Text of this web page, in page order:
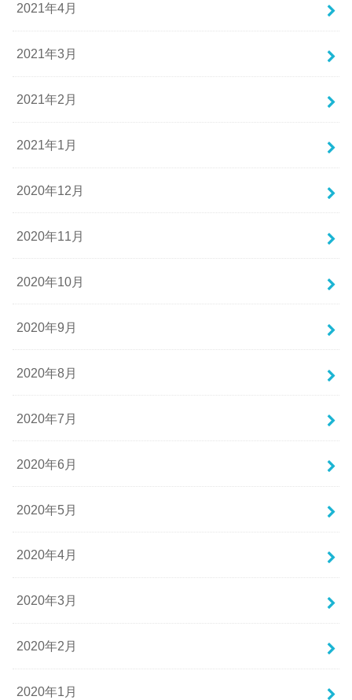
2021年4月
2021年3月
2021年2月
2021年1月
2020年12月
2020年11月
2020年10月
2020年9月
2020年8月
2020年7月
2020年6月
2020年5月
2020年4月
2020年3月
2020年2月
2020年1月